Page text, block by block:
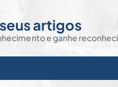
artigos
e ganhe